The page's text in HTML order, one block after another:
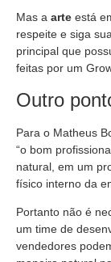
Mas a arte está
respeite e siga
principal que
feitas por um
Outro
Para o Matheus
“o bom
natural, em um
físico interno da
Portanto não é
um time de
vendedores